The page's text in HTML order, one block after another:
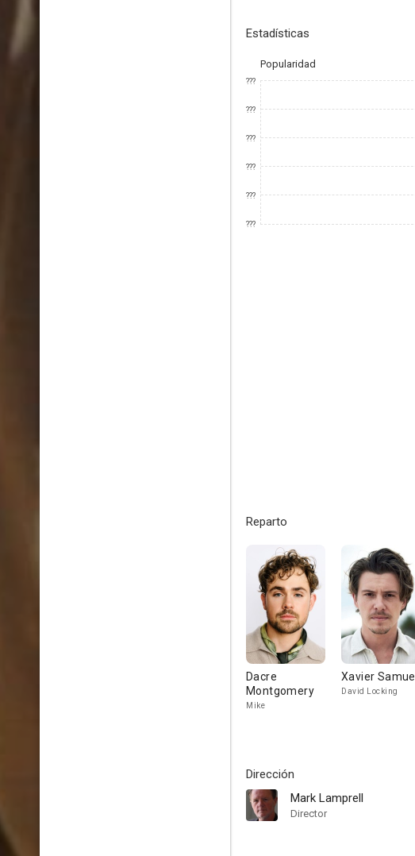
Estadísticas
Popularidad
???
???
???
???
???
???
Reparto
Dacre
Montgomery
Mike
Xavier Samuel
David Locking
Dirección
Mark Lamprell
Director